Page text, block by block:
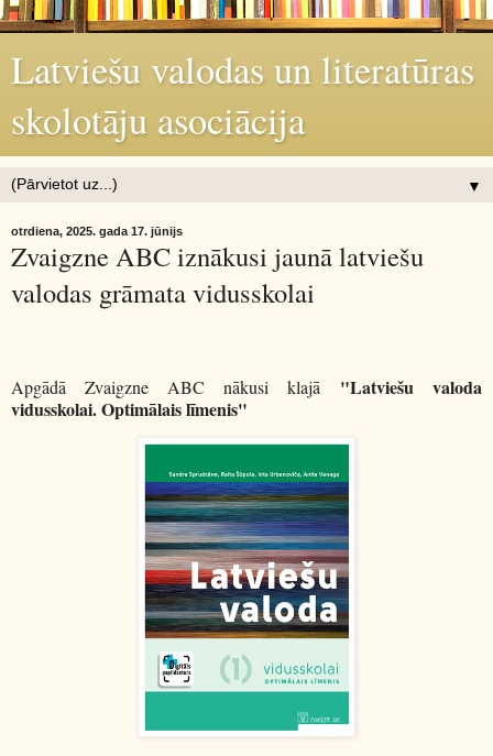
Latviešu valodas un literatūras
skolotāju asociācija
▼
otrdiena, 2025. gada 17. jūnijs
Zvaigzne ABC iznākusi jaunā latviešu
valodas grāmata vidusskolai
Apgādā Zvaigzne ABC nākusi klajā "Latviešu valoda
vidusskolai. Optimālais līmenis"